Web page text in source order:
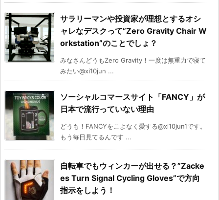
サラリーマンや投資家が理想とするオシ
ャレなデスクって”Zero Gravity Chair W
orkstation”のことでしょ？
みなさんどうもZero Gravity！一度は無重力で寝て
みたい@xi10jun ...
ソーシャルコマースサイト「FANCY」が
日本で流行っていない理由
どうも！FANCYをこよなく愛する@xi10jun1です。
もう毎日見てるんです ...
自転車でもウィンカーが出せる？”Zacke
es Turn Signal Cycling Gloves”で方向
指示をしよう！